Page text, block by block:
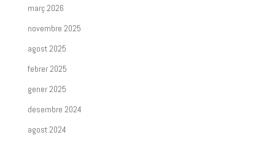
març 2026
novembre 2025
agost 2025
febrer 2025
gener 2025
desembre 2024
agost 2024